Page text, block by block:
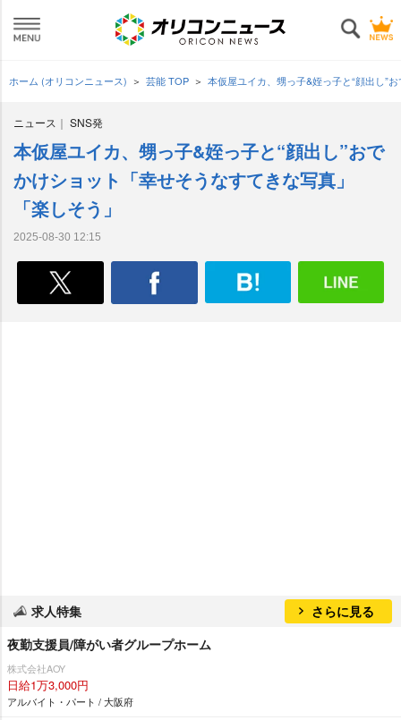
ホーム (オリコンニュース) 芸能 TOP 本仮屋ユイカ、甥っ子&姪っ子と“顔出し”
ニュース SNS発
本仮屋ユイカ、甥っ子&姪っ子と“顔出し”おで
かけショット「幸せそうなすてきな写真」
「楽しそう」
2025-08-30 12:15
求人特集
さらに見る
夜勤支援員/障がい者グループホーム
株式会社AOY
日給1万3,000円
アルバイト・パート / 大阪府